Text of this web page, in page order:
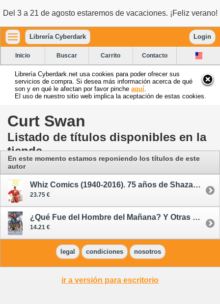
Del 3 a 21 de agosto estaremos de vacaciones. ¡Feliz verano!
Librería Cyberdark Login
Inicio Buscar Carrito Contacto
Librería Cyberdark.net usa cookies para poder ofrecer sus
servicios de compra. Si desea más información acerca de qué
son y en qué le afectan por favor pinche aquí
El uso de nuestro sitio web implica la aceptación de estas cookies.
Curt Swan
Listado de títulos disponibles en la
tienda
En este momento estamos reponiendo los títulos de este
autor
Whiz Comics (1940-2016). 75 años de Shazam - cómic
23.75 €
¿Qué Fue del Hombre del Mañana? Y Otras Historias / Grandes Autores de Superman - cómic
14.21 €
legal condiciones nosotros
ir a versión para escritorio